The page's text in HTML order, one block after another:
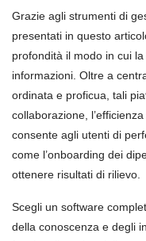
Grazie agli strumenti di
presentati in questo
profondità il modo in cui
informazioni. Oltre a
ordinata e proficua, tali
collaborazione,
consente agli utenti di
come l’onboarding dei
ottenere risultati di rilievo.
Scegli un software
della conoscenza e degli